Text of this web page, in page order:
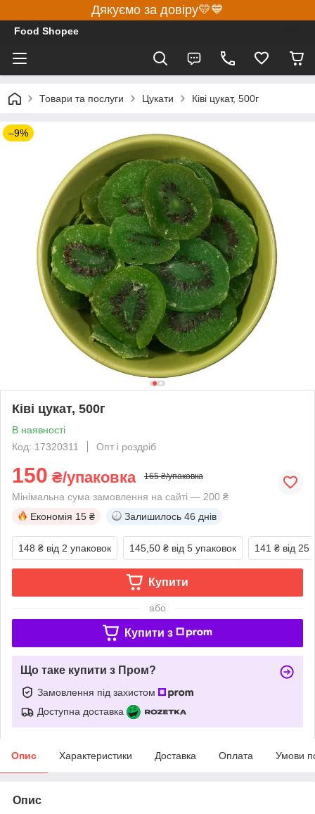
Дякуємо за довіру💛💙
Food Shopee
Товари та послуги Цукати Ківі цукат, 500г
–9%
Ківі цукат, 500г
В наявності
Код: 17320311
Опт і роздріб
150 ₴/упаковка 165 ₴/упаковка
Мінімальна сума замовлення на сайті — 200 ₴
Економія 15 ₴ Залишилось 46 днів
148 ₴ від 2 упаковок 145,50 ₴ від 5 упаковок 141 ₴ від 25
Купити
або
Купити з
Що таке купити з Пром?
Замовлення під захистом
Доступна доставка
Опис Характеристики Доставка Оплата Умови
Опис